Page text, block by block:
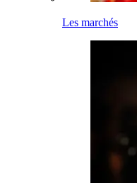
Les marchés